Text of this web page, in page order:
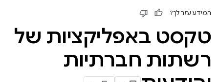
המידע עזר לך?
טקסט באפליקציות של
רשתות חברתיות